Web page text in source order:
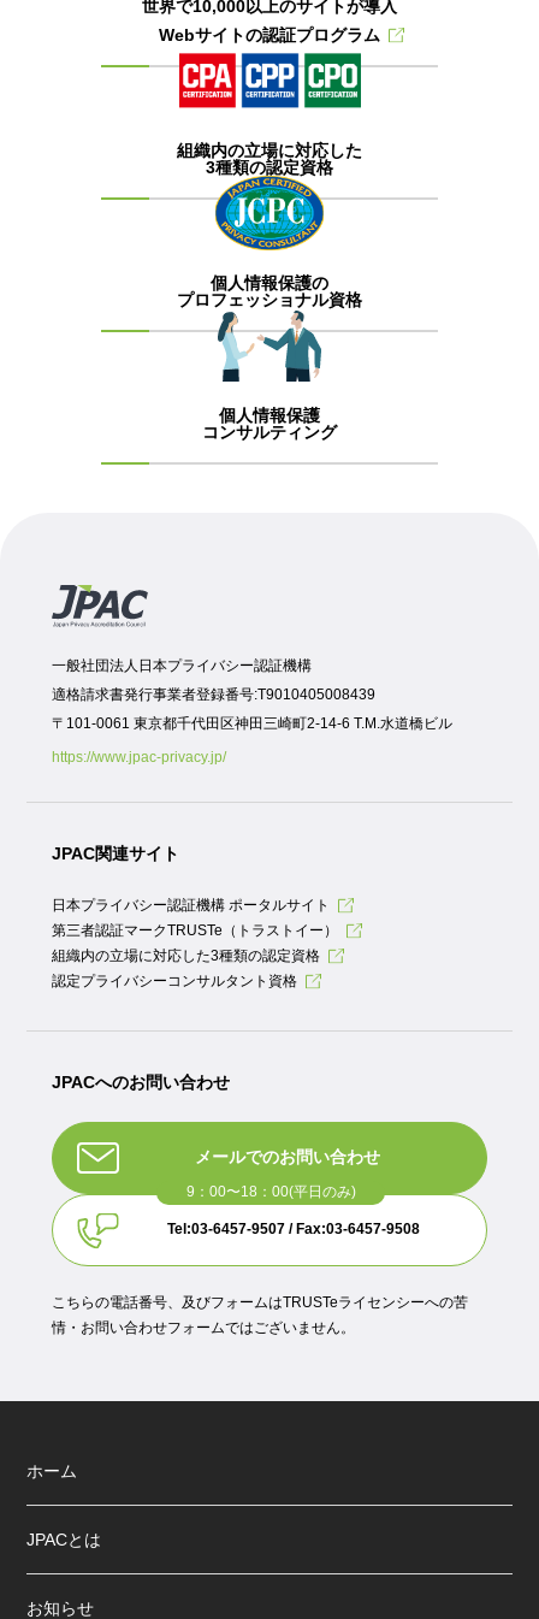
世界で10,000以上のサイトが導入
Webサイトの認証プログラム
組織内の立場に対応した
3種類の認定資格
個人情報保護の
プロフェッショナル資格
個人情報保護
コンサルティング
一般社団法人日本プライバシー認証機構
適格請求書発行事業者登録番号:T9010405008439
〒101-0061 東京都千代田区神田三崎町2-14-6 T.M.水道橋ビル
https://www.jpac-privacy.jp/
JPAC関連サイト
日本プライバシー認証機構 ポータルサイト
第三者認証マークTRUSTe（トラストイー）
組織内の立場に対応した3種類の認定資格
認定プライバシーコンサルタント資格
JPACへのお問い合わせ
メールでのお問い合わせ
Tel:03-6457-9507 / Fax:03-6457-9508
こちらの電話番号、及びフォームはTRUSTeライセンシーへの苦
情・お問い合わせフォームではございません。
ホーム
JPACとは
お知らせ